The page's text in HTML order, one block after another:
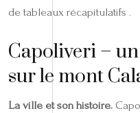
de tableaux récapitulatifs .
Capoliveri –
sur le mont
La ville et son histoire.